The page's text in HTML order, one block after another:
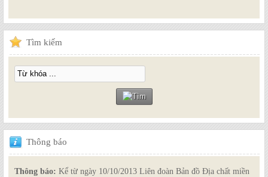
Tìm kiếm
Thông báo
Thông báo: Kể từ ngày 10/10/2013 Liên đoàn Bản đồ Địa chất miền